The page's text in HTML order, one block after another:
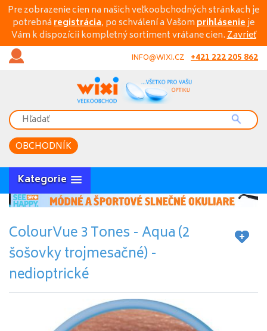
Pre zobrazenie cien na našich veľkoobchodných stránkach je
potrebnáregistrácia, po schválení a Vašom prihlásenieje
Vám k dispozícii kompletný sortiment vrátane cien.Zavrieť
INFO@WIXI.CZ +421 222 205 862
OBCHODNÍK
Kategorie
ColourVue 3 Tones - Aqua (2
šošovky trojmesačné) -
nedioptrické